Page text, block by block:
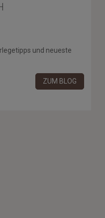
und neueste
ZUM BLOG